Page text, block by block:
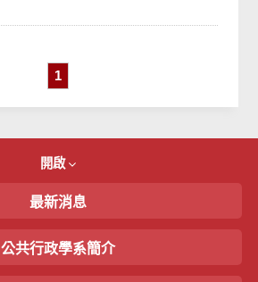
1
開啟
最新消息
公共行政學系簡介